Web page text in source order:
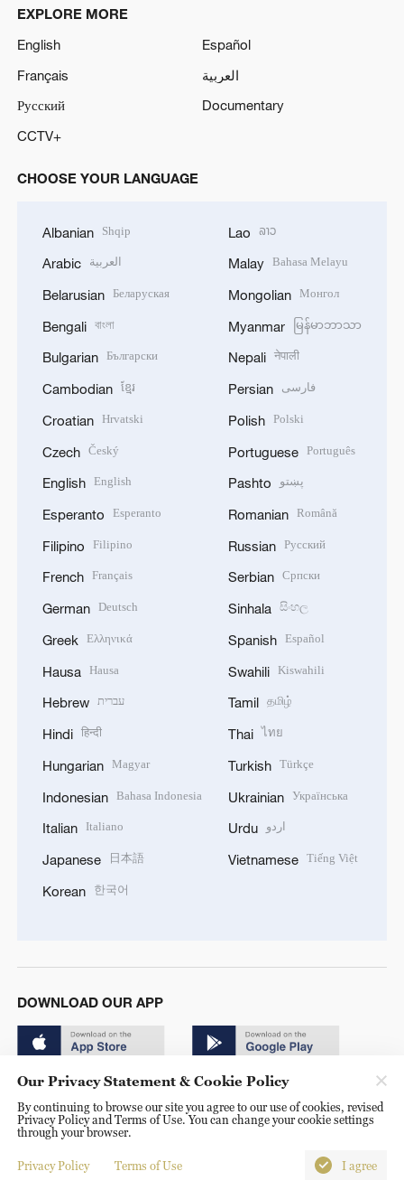
EXPLORE MORE
English
Español
Français
العربية
Русский
Documentary
CCTV+
CHOOSE YOUR LANGUAGE
Albanian Shqip
Arabic العربية
Belarusian Беларуская
Bengali বাংলা
Bulgarian Български
Cambodian ខ្មែរ
Croatian Hrvatski
Czech Český
English English
Esperanto Esperanto
Filipino Filipino
French Français
German Deutsch
Greek Ελληνικά
Hausa Hausa
Hebrew עברית
Hindi हिन्दी
Hungarian Magyar
Indonesian Bahasa Indonesia
Italian Italiano
Japanese 日本語
Korean 한국어
Lao ລາວ
Malay Bahasa Melayu
Mongolian Монгол
Myanmar မြန်မာဘာသာ
Nepali नेपाली
Persian فارسی
Polish Polski
Portuguese Português
Pashto پښتو
Romanian Română
Russian Русский
Serbian Српски
Sinhala සිංහල
Spanish Español
Swahili Kiswahili
Tamil தமிழ்
Thai ไทย
Turkish Türkçe
Ukrainian Українська
Urdu اردو
Vietnamese Tiếng Việt
DOWNLOAD OUR APP
© China Radio International.CRI. All Rights Reserved. 16A
Shijingshan Road, Beijing, China. 100040
Our Privacy Statement & Cookie Policy
By continuing to browse our site you agree to our use of cookies, revised
Privacy Policy and Terms of Use. You can change your cookie settings
through your browser.
Privacy Policy Terms of Use I agree